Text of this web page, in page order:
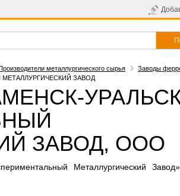
металлургического сырья
Заводы
ЗАВОД
ЗАВОД, ООО
Металлургический